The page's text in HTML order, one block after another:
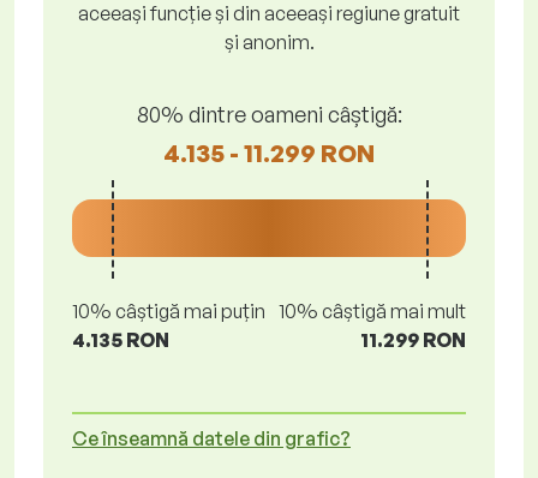
aceeași funcție și din aceeași regiune gratuit
și anonim.
80% dintre oameni câștigă:
4.135 - 11.299 RON
10% câștigă mai puțin
4.135 RON
10% câștigă mai mult
11.299 RON
Ce înseamnă datele din grafic?